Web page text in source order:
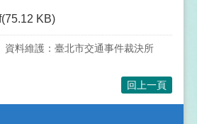
KB)
資料維護：臺北市交通事件裁決所
回上一頁